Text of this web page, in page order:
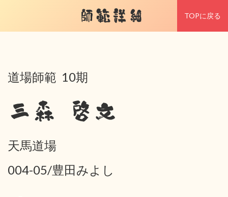
師範詳細 TOPに戻る
道場師範 10期
三森 啓文
天馬道場
004-05/豊田みよし